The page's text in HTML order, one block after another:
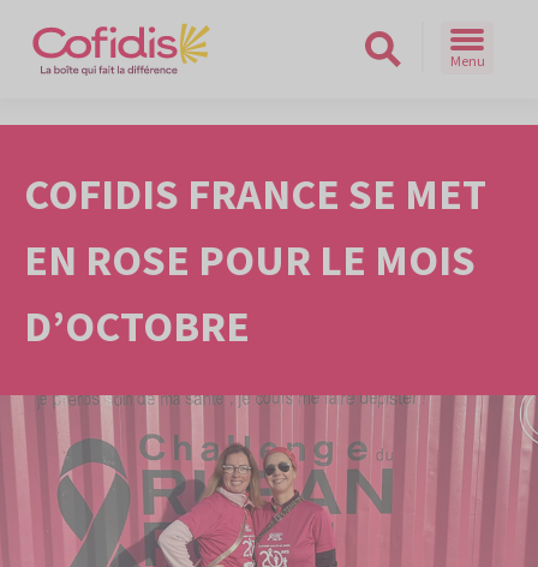
Menu
COFIDIS FRANCE SE MET
EN ROSE POUR LE MOIS
D’OCTOBRE